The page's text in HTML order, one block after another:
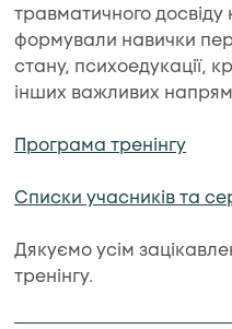
травматичного досвіду
формували навички
стану, психоедукації,
інших важливих
Програма тренінгу
Списки учасників та
Дякуємо усім
тренінгу.